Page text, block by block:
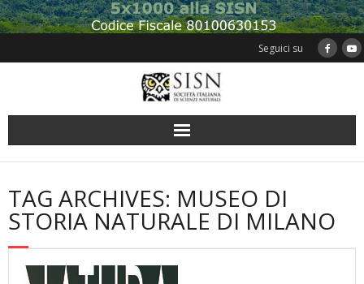
Skip
to
Seguici su
TAG ARCHIVES: MUSEO DI
STORIA NATURALE DI MILANO